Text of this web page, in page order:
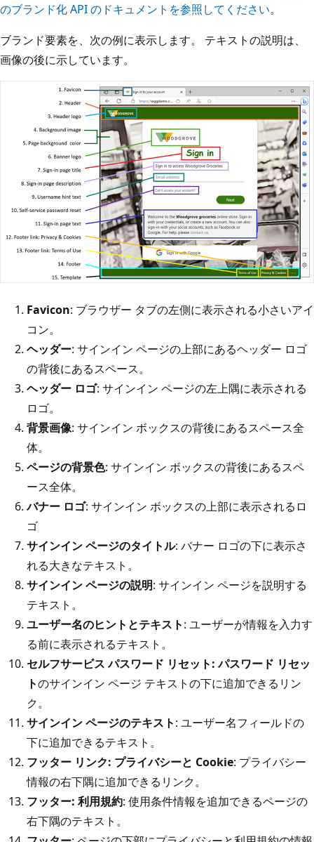
のブランド化 API のドキュメントを参照してください。
ブランド要素を、次の例に表示します。 テキストの説明は、
画像の後に示しています。
Favicon: ブラウザー タブの左側に表示される小さいアイ
コン。
ヘッダー: サインイン ページの上部にあるヘッダー ロゴ
の背後にあるスペース。
ヘッダー ロゴ: サインイン ページの左上隅に表示される
ロゴ。
背景画像: サインイン ボックスの背後にあるスペース全
体。
ページの背景色: サインイン ボックスの背後にあるスペ
ース全体。
バナー ロゴ: サインイン ボックスの上部に表示されるロ
ゴ
サインイン ページのタイトル: バナー ロゴの下に表示さ
れる大きなテキスト。
サインイン ページの説明: サインイン ページを説明する
テキスト。
ユーザー名のヒントとテキスト: ユーザーが情報を入力す
る前に表示されるテキスト。
セルフサービス パスワード リセット: パスワード リセッ
トのサインイン ページ テキストの下に追加できるリン
ク。
サインイン ページのテキスト: ユーザー名フィールドの
下に追加できるテキスト。
フッター リンク: プライバシーと Cookie: プライバシー
情報の右下隅に追加できるリンク。
フッター: 利用規約: 使用条件情報を追加できるページの
右下隅のテキスト。